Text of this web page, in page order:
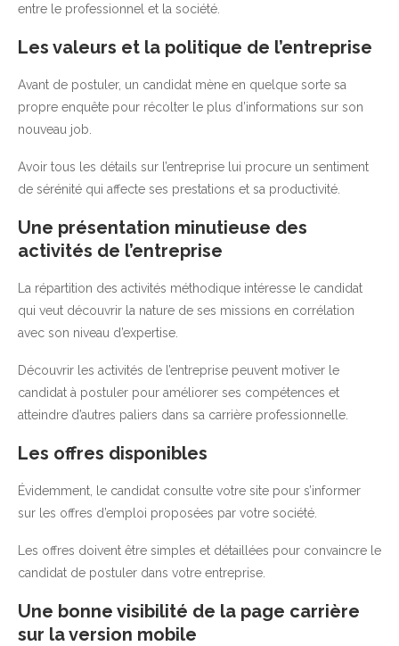
entre le professionnel et la société.
Les valeurs et la politique de l’entreprise
Avant de postuler, un candidat mène en quelque sorte sa
propre enquête pour récolter le plus d’informations sur son
nouveau job.
Avoir tous les détails sur l’entreprise lui procure un sentiment
de sérénité qui affecte ses prestations et sa productivité.
Une présentation minutieuse des
activités de l’entreprise
La répartition des activités méthodique intéresse le candidat
qui veut découvrir la nature de ses missions en corrélation
avec son niveau d’expertise.
Découvrir les activités de l’entreprise peuvent motiver le
candidat à postuler pour améliorer ses compétences et
atteindre d’autres paliers dans sa carrière professionnelle.
Les offres disponibles
Évidemment, le candidat consulte votre site pour s’informer
sur les offres d’emploi proposées par votre société.
Les offres doivent être simples et détaillées pour convaincre le
candidat de postuler dans votre entreprise.
Une bonne visibilité de la page carrière
sur la version mobile